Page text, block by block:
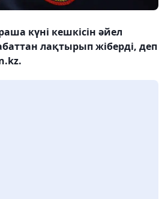
күні кешкісін әйел
лақтырып жіберді, деп